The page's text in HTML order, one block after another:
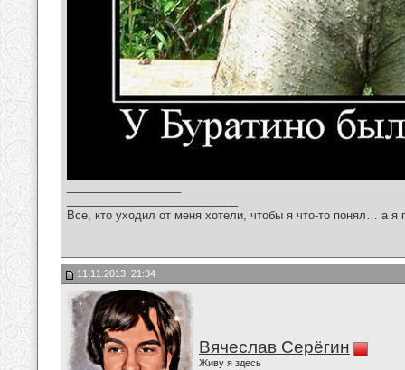
Все, кто уходил от меня хотели, чтобы я что-то понял… а
11.11.2013, 21:34
Вячеслав Серёгин
Живу я здесь